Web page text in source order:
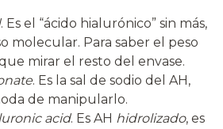
. Es el “ácido hialurónico” sin más,
molecular. Para saber el peso
mirar el resto del envase.
. Es la sal de sodio del AH,
de manipularlo.
acid. Es AH hidrolizado, es